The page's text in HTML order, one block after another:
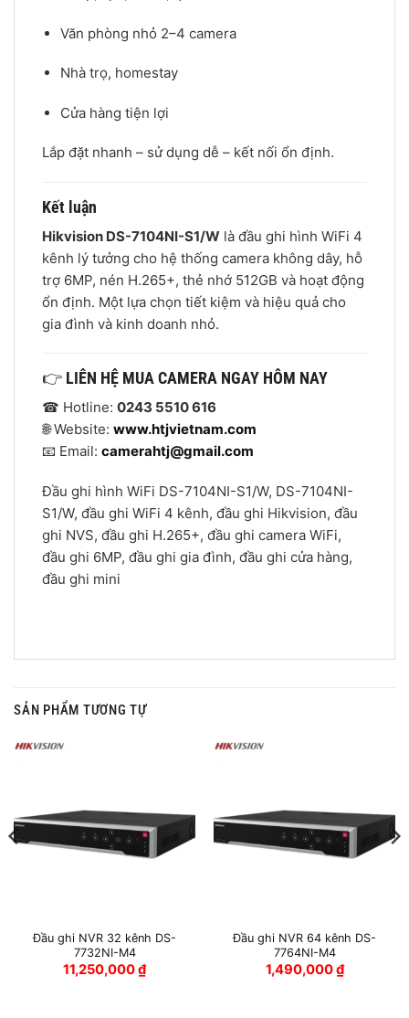
Văn phòng nhỏ 2–4 camera
Nhà trọ, homestay
Cửa hàng tiện lợi
Lắp đặt nhanh – sử dụng dễ – kết nối ổn định.
Kết luận
Hikvision DS-7104NI-S1/W là đầu ghi hình WiFi 4
kênh lý tưởng cho hệ thống camera không dây, hỗ
trợ 6MP, nén H.265+, thẻ nhớ 512GB và hoạt động
ổn định. Một lựa chọn tiết kiệm và hiệu quả cho
gia đình và kinh doanh nhỏ.
👉 LIÊN HỆ MUA CAMERA NGAY HÔM NAY
☎ Hotline: 0243 5510 616
🌐 Website: www.htjvietnam.com
📧 Email: camerahtj@gmail.com
Đầu ghi hình WiFi DS-7104NI-S1/W, DS-7104NI-
S1/W, đầu ghi WiFi 4 kênh, đầu ghi Hikvision, đầu
ghi NVS, đầu ghi H.265+, đầu ghi camera WiFi,
đầu ghi 6MP, đầu ghi gia đình, đầu ghi cửa hàng,
đầu ghi mini
SẢN PHẨM TƯƠNG TỰ
Đầu ghi NVR 32 kênh DS-
7732NI-M4
11,250,000₫
Đầu ghi NVR 64 kênh DS-
7764NI-M4
1,490,000₫